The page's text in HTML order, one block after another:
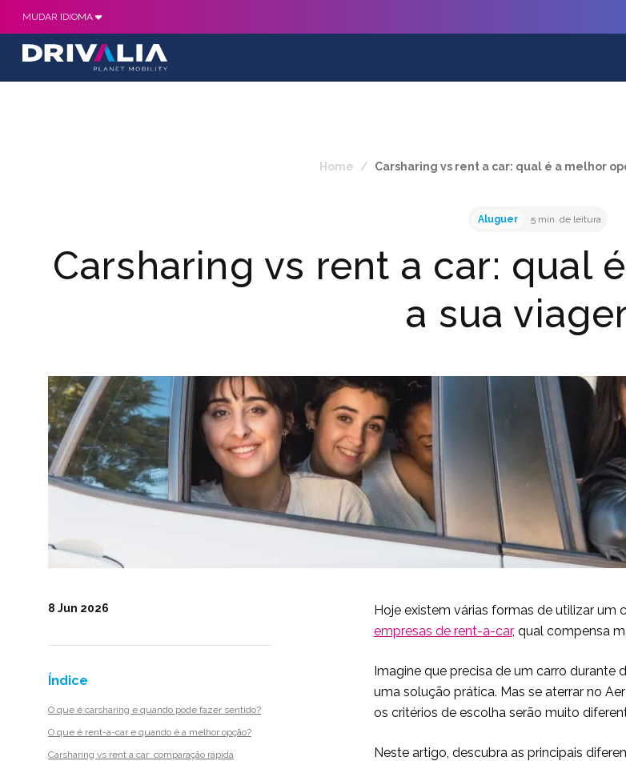
MUDAR IDIOMA
Home / Carsharing vs rent a car: qual é a melhor
Aluguer 5 min. de leitura
Carsharing vs rent a car: qual
a sua
Índice
O que é carsharing e quando pode fazer sentido?
O que é rent-a-car e quando é a melhor opção?
Carsharing vs rent a car: comparação rápida
8 Jun 2026
Hoje existem várias formas de utilizar um
empresas de rent-a-car, qual compensa
Imagine que precisa de um carro durante
uma solução prática. Mas se aterrar no
os critérios de escolha serão muito
Neste artigo, descubra as principais